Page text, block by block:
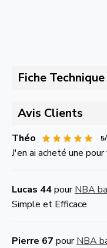
Fiche Technique
Avis Clients
Théo
J'en ai acheté une
Lucas 44pourNBA
Simple et Efficace
Pierre 67 pourNBA